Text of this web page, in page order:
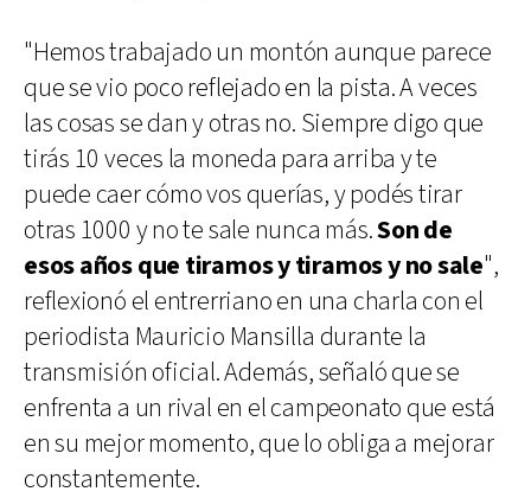
"Hemos trabajado un montón aunque parece
que se vio poco reflejado en la pista. A veces
las cosas se dan y otras no. Siempre digo que
tirás 10 veces la moneda para arriba y te
puede caer cómo vos querías, y podés tirar
otras 1000 y no te sale nunca más.Son de
esos años que tiramos y tiramos y no sale",
reflexionó el entrerriano en una charla con el
periodista Mauricio Mansilla durante la
transmisión oficial. Además, señaló que se
enfrenta a un rival en el campeonato que está
en su mejor momento, que lo obliga a mejorar
constantemente.